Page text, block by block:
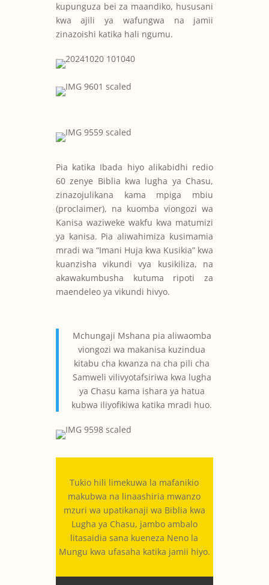
kupunguza bei za maandiko, hususani
kwa ajili ya wafungwa na jamii
zinazoishi katika hali ngumu.
Pia katika Ibada hiyo alikabidhi redio
60 zenye Biblia kwa lugha ya Chasu,
zinazojulikana kama mpiga mbiu
(proclaimer), na kuomba viongozi wa
Kanisa waziweke wakfu kwa matumizi
ya kanisa. Pia aliwahimiza kusimamia
mradi wa “Imani Huja kwa Kusikia” kwa
kuanzisha vikundi vya kusikiliza, na
akawakumbusha kutuma ripoti za
maendeleo ya vikundi hivyo.
Mchungaji Mshana pia aliwaomba
viongozi wa makanisa kuzindua
kitabu cha kwanza na cha pili cha
Samweli vilivyotafsiriwa kwa lugha
ya Chasu kama ishara ya hatua
kubwa iliyofikiwa katika mradi huo.
Tukio hili limekuwa la mafanikio
makubwa na linaashiria mwanzo
mzuri wa upatikanaji wa Biblia kwa
Lugha ya Chasu, jambo ambalo
litasaidia sana kueneza Neno la
Mungu kwa ufasaha katika jamii hiyo.